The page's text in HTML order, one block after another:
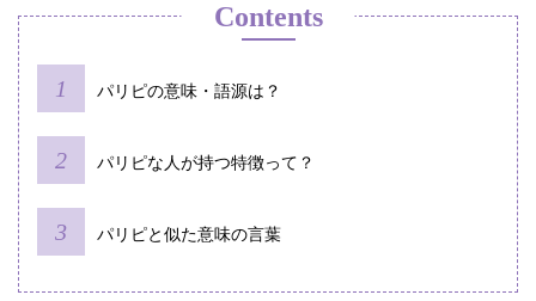
Contents
パリピの意味・語源は？
パリピな人が持つ特徴って？
パリピと似た意味の言葉